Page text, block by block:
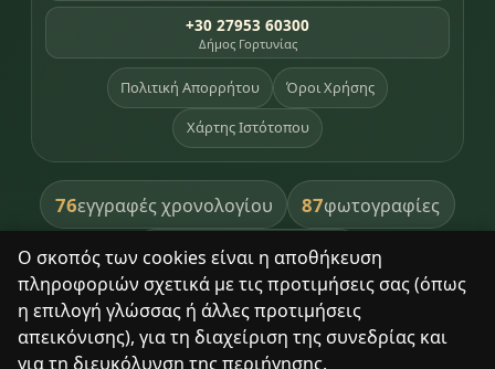
Ο σκοπός των cookies είναι η αποθήκευση
πληροφοριών σχετικά με τις προτιμήσεις σας (όπως
η επιλογή γλώσσας ή άλλες προτιμήσεις
απεικόνισης), για τη διαχείριση της συνεδρίας και
για τη διευκόλυνση της περιήγησης.
+30 27953 60300
Δήμος Γορτυνίας
Πολιτική Απορρήτου Όροι Χρήσης
Χάρτης Ιστότοπου
76εγγραφές χρονολογίου 87φωτογραφίες
391βιβλία βιβλιοθήκης
8σημεία κληρονομιάς